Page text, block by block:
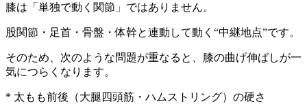
膝は「単独で動く関節」ではありません。
股関節・足首・骨盤・体幹と連動して動く“中継地点”です。
そのため、次のような問題が重なると、膝の曲げ伸ばしが一
気につらくなります。
* 太もも前後（大腿四頭筋・ハムストリング）の硬さ